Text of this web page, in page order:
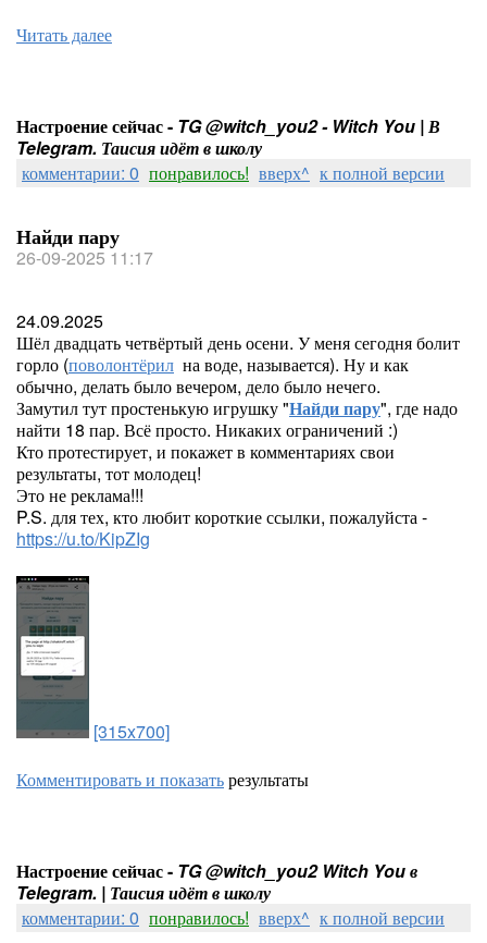
Читать далее
Настроение сейчас - TG @witch_you2 - Witch You | В
Telegram. Таисия идёт в школу
комментарии: 0 понравилось! вверх^ к полной версии
Найди пару
26-09-2025 11:17
24.09.2025
Шёл двадцать четвёртый день осени. У меня сегодня болит
горло (поволонтёрил на воде, называется). Ну и как
обычно, делать было вечером, дело было нечего.
Замутил тут простенькую игрушку "Найди пару", где надо
найти 18 пар. Всё просто. Никаких ограничений :)
Кто протестирует, и покажет в комментариях свои
результаты, тот молодец!
Это не реклама!!!
P.S. для тех, кто любит короткие ссылки, пожалуйста -
https://u.to/KipZIg
[315x700]
Комментировать и показатьрезультаты
Настроение сейчас - TG @witch_you2 Witch You в
Telegram. | Таисия идёт в школу
комментарии: 0 понравилось! вверх^ к полной версии